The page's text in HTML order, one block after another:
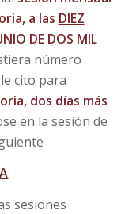
a las DIEZ
DE DOS MIL
número
cito para
dos días más
en la sesión de
sesiones